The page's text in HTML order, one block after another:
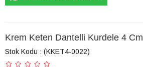
Krem Keten Dantelli Kurdele 4 Cm
Stok Kodu (KKET4-0022)